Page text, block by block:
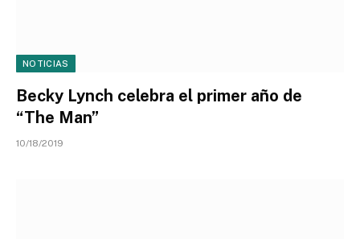
NOTICIAS
Becky Lynch celebra el primer año de
“The Man”
10/18/2019